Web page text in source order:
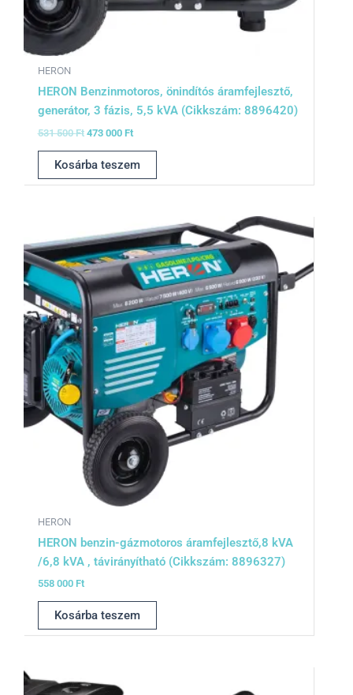
HERON
HERON Benzinmotoros, önindítós áramfejlesztő,
generátor, 3 fázis, 5,5 kVA (Cikkszám: 8896420)
531 500Ft 473 000 Ft
Kosárba teszem
HERON
HERON benzin-gázmotoros áramfejlesztő,8 kVA
/6,8 kVA , távirányítható (Cikkszám: 8896327)
558 000 Ft
Kosárba teszem